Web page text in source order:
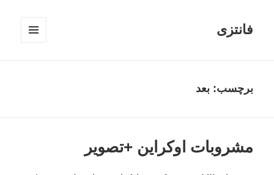
فانتزی
برچسب: بعد
مشروبات اوکراین +تصویر